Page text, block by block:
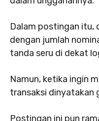
Dalam postingan itu,
dengan jumlah
tanda seru di dekat
Namun, ketika ingin
transaksi dinyatakan
Postingan ini pun